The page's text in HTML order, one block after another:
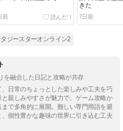
前
きた
7日前
ジースターオンライン2
を融合した日記と攻略が共存
日常のちょっとした楽しみや工夫を巧
親しみやすさが魅力で、ゲーム攻略か
で多角的に展開。難しい専門用語を避
個性豊かな趣味の世界に引き込む工夫